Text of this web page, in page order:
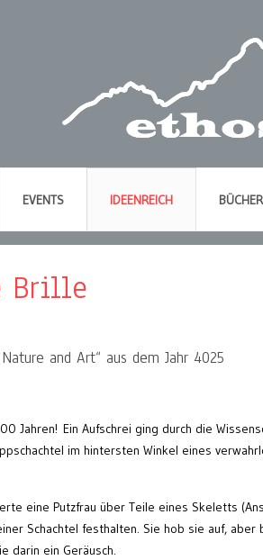
EVENTS IDEENREICH BÜCHER
Brille
and Art“ aus dem Jahr 4025
Jahren! Ein Aufschrei ging durch die
im hintersten Winkel eines
eine Putzfrau über Teile eines Skeletts
Schachtel festhalten. Sie hob sie auf, aber
darin ein Geräusch.